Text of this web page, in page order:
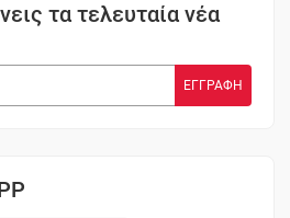
τα τελευταία νέα